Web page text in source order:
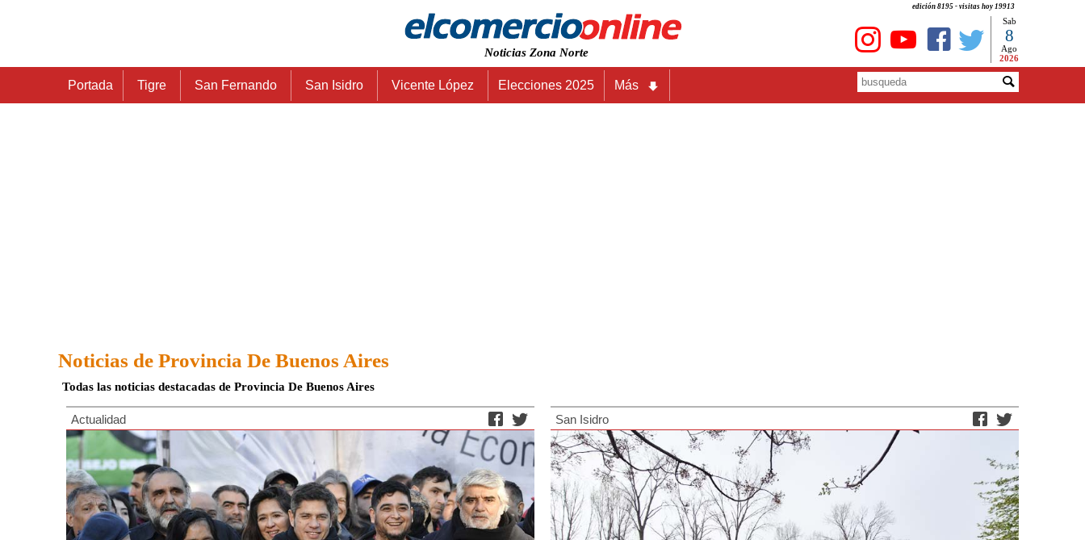
edición 8195 - visitas hoy 19913
Noticias Zona Norte
Sab
8
Ago
2026
Portada Tigre San Fernando San Isidro Vicente López Elecciones 2025 Más
Noticias de Provincia De Buenos Aires
Todas las noticias destacadas de Provincia De Buenos Aires
Actualidad San Isidro